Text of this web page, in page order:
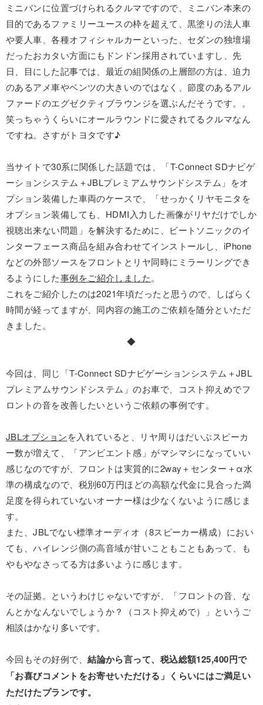
ミニバンに位置づけられるクルマですので、ミニバン本来の
目的であるファミリーユースの枠を超えて、黒塗りの法人車
や要人車、各種オフィシャルカーといった、セダンの独壇場
だったおカタい方面にもドンドン採用されていますし、先
日、目にした記事では、最近の組関係の上層部の方は、迫力
のあるアメ車やベンツの大きいのではなく、節度のあるアル
ファードのエグゼクティブラウンジを選ぶんだそうです。。
笑っちゃうくらいにオールラウンドに愛されてるクルマなん
ですね。さすがトヨタです♪
当サイトで30系に関係した話題では、「T-Connect SDナビゲ
ーションシステム＋JBLプレミアムサウンドシステム」をオ
プション装備した車両のケースで、「せっかくリヤモニタを
オプション装備しても、HDMI入力した画像がリヤだけでしか
視聴出来ない問題」を解決するために、ビートソニックのイ
ンターフェース商品を組み合わせてインストールし、iPhone
などの外部ソースをフロントとリヤ同時にミラーリングでき
るようにした事例をご紹介しました。
これをご紹介したのは2021年頃だったと思うので、しばらく
時間が経ってますが、同内容の施工のご依頼を随分といただ
きました。
◆
今回は、同じ「T-Connect SDナビゲーションシステム＋JBL
プレミアムサウンドシステム」のお車で、コスト抑えめでフ
ロントの音を改善したいというご依頼の事例です。
JBLオプションを入れていると、リヤ周りはだいぶスピーカ
ー数が増えて、「アンビエント感」がマシマシになっていい
感じなのですが、フロントは実質的に2way＋センター＋α水
準の構成なので、税別60万円ほどの高額な代金に見合った満
足度を得られていないオーナー様は少なくないように感じま
す。
また、JBLでない標準オーディオ（8スピーカー構成）におい
ても、ハイレンジ側の高音域が甘いこともこともあって、も
やもやなさってる方は多いように感じます。
その証拠。というわけじゃないですが、「フロントの音、な
んとかなんないでしょうか？（コスト抑えめで）」というご
相談はかなり多いです。
今回もその好例で、結論から言って、税込総額125,400円で
「お喜びコメントをお寄せいただける」くらいにはご満足い
ただけたプランです。